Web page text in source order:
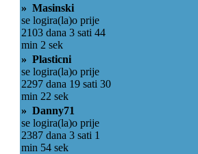
» Masinski
se logira(la)o prije
2103 dana 3 sati 44
min 2 sek
» Plasticni
se logira(la)o prije
2297 dana 19 sati 30
min 22 sek
» Danny71
se logira(la)o prije
2387 dana 3 sati 1
min 54 sek